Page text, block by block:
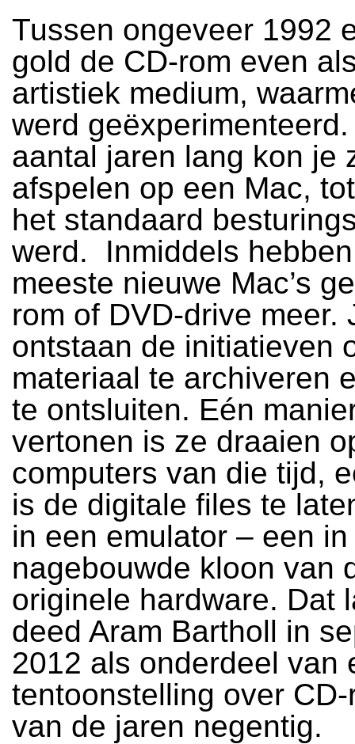
Tussen ongeveer 1992
gold de CD-rom even
artistiek medium,
werd
aantal jaren lang kon je
afspelen op een Mac,
het standaard
werd. Inmiddels
meeste nieuwe Mac’s
rom of DVD-drive meer.
ontstaan de initiatieven
materiaal te archiveren
te ontsluiten. Eén
vertonen is ze draaien
computers van die tijd,
is de digitale files te
in een emulator – een
nagebouwde kloon van
originele hardware. Dat
deed Aram Bartholl in
2012 als onderdeel van
tentoonstelling over
van de jaren negentig.